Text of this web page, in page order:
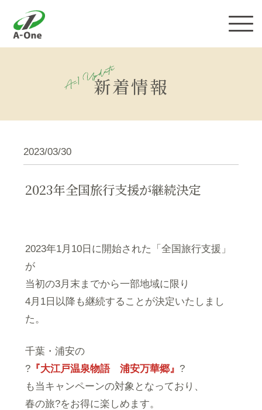
新着情報
2023/03/30
2023年全国旅行支援が継続決定
2023年1月10日に開始された「全国旅行支援」
が
当初の3月末までから一部地域に限り
4月1日以降も継続することが決定いたしまし
た。
千葉・浦安の
? 『大江戸温泉物語 浦安万華郷』 ?
も当キャンペーンの対象となっており、
春の旅?をお得に楽しめます。